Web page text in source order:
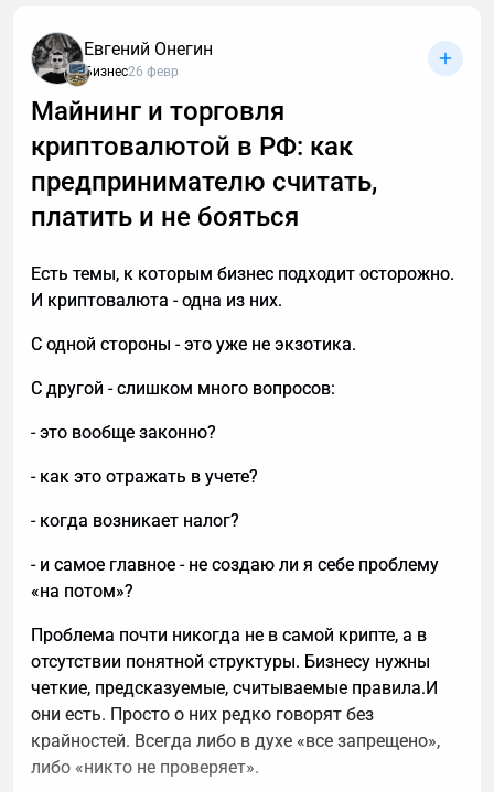
интересны кредиты, консультации и прочие услуги.
Если вы тревожитесь упустить действительно
важный разговор, например, ждете курьера, то я
расскажу, почему стоит делегировать телефонные
звонки мне.
Евгений Онегин
Бизнес26 февр
Майнинг и торговля
криптовалютой в РФ: как
предпринимателю считать,
платить и не бояться
Есть темы, к которым бизнес подходит осторожно.
И криптовалюта - одна из них.
С одной стороны - это уже не экзотика.
С другой - слишком много вопросов:
- это вообще законно?
- как это отражать в учете?
- когда возникает налог?
- и самое главное - не создаю ли я себе проблему
«на потом»?
Проблема почти никогда не в самой крипте, а в
отсутствии понятной структуры. Бизнесу нужны
четкие, предсказуемые, считываемые правила.И
они есть. Просто о них редко говорят без
крайностей. Всегда либо в духе «все запрещено»,
либо «никто не проверяет».